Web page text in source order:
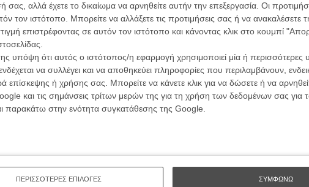
σας, αλλά έχετε το δικαίωμα να αρνηθείτε αυτήν την επεξεργασία. Οι
τον ιστότοπο. Μπορείτε να αλλάξετε τις προτιμήσεις σας ή να ανακαλέσετε
επιστρέφοντας σε αυτόν τον ιστότοπο και κάνοντας κλικ στο κουμπί
υπόψη ότι αυτός ο ιστότοπος/η εφαρμογή χρησιμοποιεί μία ή περισσότερες
να συλλέγει και να αποθηκεύει πληροφορίες που περιλαμβάνουν,
επίσκεψης ή χρήσης σας. Μπορείτε να κάνετε κλικ για να δώσετε ή να
και τις σημάνσεις τρίτων μερών της για τη χρήση των δεδομένων σας
παρακάτω στην ενότητα συγκατάθεσης της Google.
ΠΕΡΙΣΣΟΤΕΡΕΣ ΕΠΙΛΟΓΕΣ ΣΥΜΦΩΝΩ
Ακίν
το πάθος μου, αλλά όχι πια η εμμονή μου»
Εγγράψου